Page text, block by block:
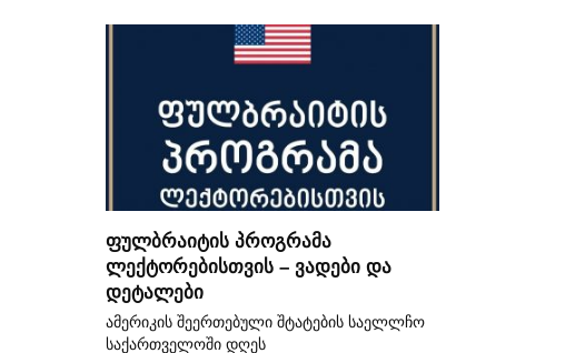
ფულბრაიტის პროგრამა
ლექტორებისთვის – ვადები და
დეტალები
ამერიკის შეერთებული შტატების საელლჩო
საქართველოში დღეს